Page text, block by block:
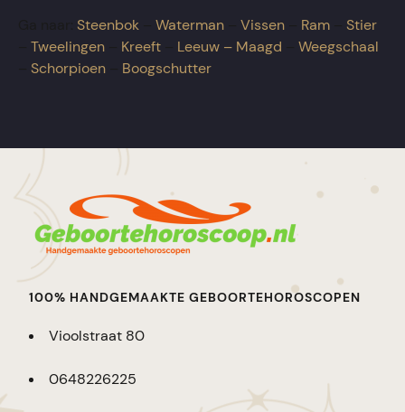
Steenbok Waterman Vissen Ram
Stier
Tweelingen Kreeft Leeuw – Maagd
Weegschaal
Schorpioen Boogschutter
100% HANDGEMAAKTE GEBOORTEHOROSCOPEN
Vioolstraat 80
0648226225